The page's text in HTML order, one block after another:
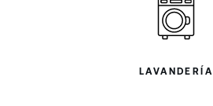
LAVANDERÍA